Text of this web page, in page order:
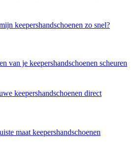
keepershandschoenen zo snel?
van je keepershandschoenen scheuren
keepershandschoenen direct
maat keepershandschoenen